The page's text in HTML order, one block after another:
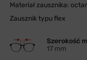
Materiał zausznika:
Zausznik typu flex
Szerokość
17 mm